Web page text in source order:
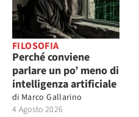
FILOSOFIA
Perché conviene
parlare un po’ meno di
intelligenza artificiale
di Marco Gallarino
4 Agosto 2026